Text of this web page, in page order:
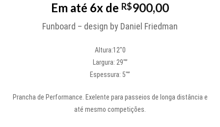
Em até 6x de R$900,00
Funboard – design by Daniel Friedman
Altura:12″0
Largura: 29″”
Espessura: 5″”
Prancha de Performance. Exelente para passeios de longa distância e
até mesmo competições.